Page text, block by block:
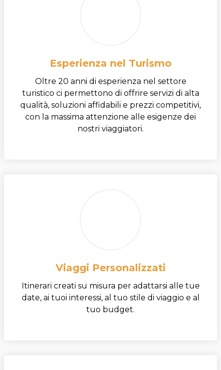
Esperienza nel Turismo
Oltre 20 anni di esperienza nel settore
turistico ci permettono di offrire servizi di alta
qualità, soluzioni affidabili e prezzi competitivi,
con la massima attenzione alle esigenze dei
nostri viaggiatori.
Viaggi Personalizzati
Itinerari creati su misura per adattarsi alle tue
date, ai tuoi interessi, al tuo stile di viaggio e al
tuo budget.